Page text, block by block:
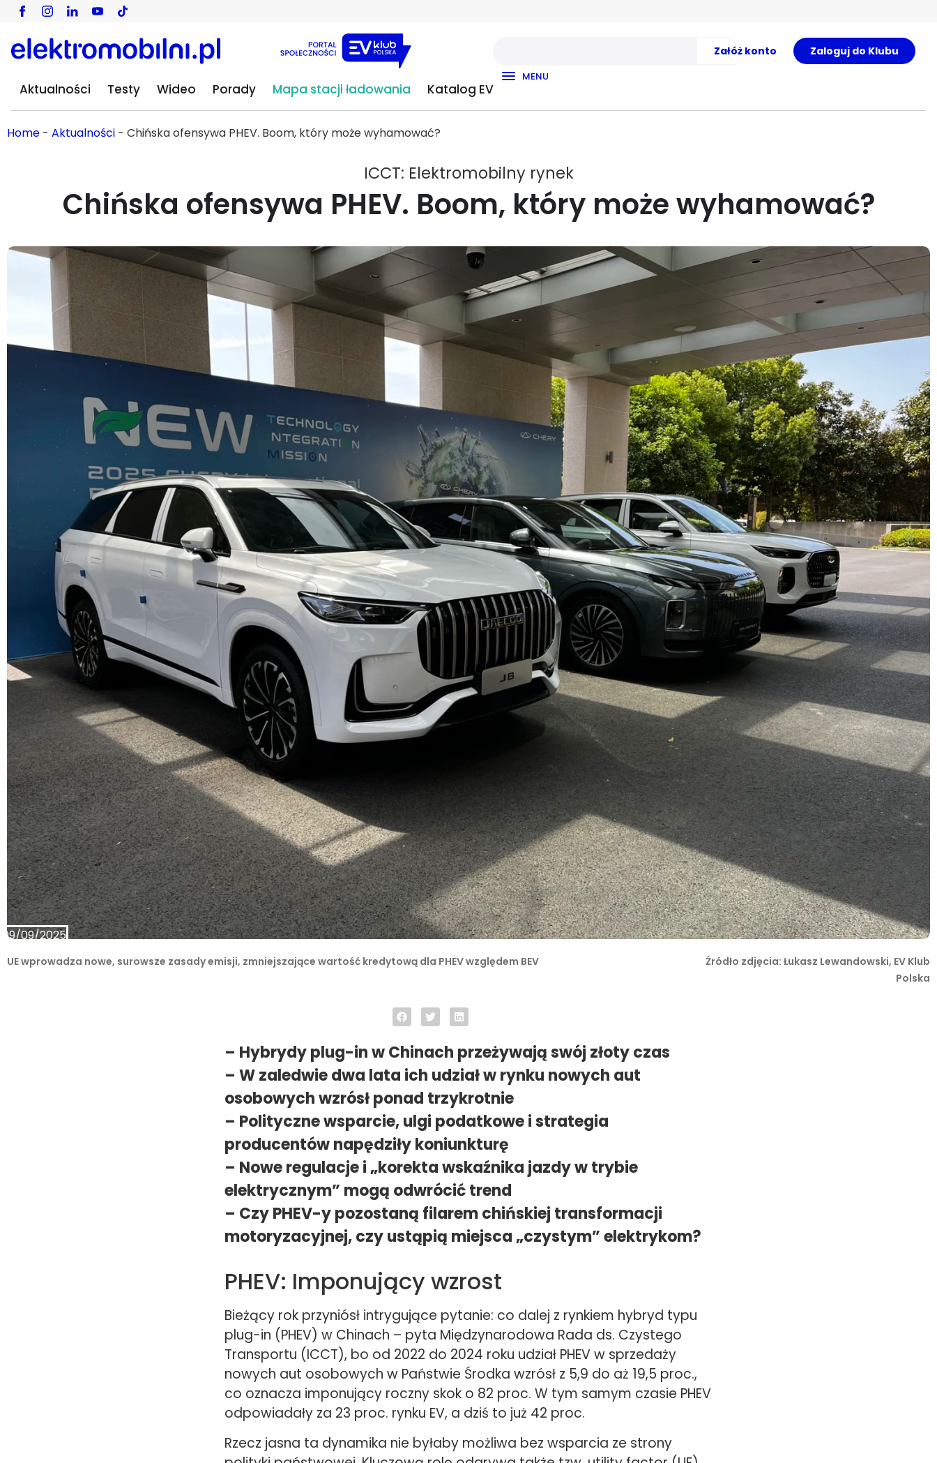
Załóż konto Zaloguj do Klubu
Aktualności Testy Wideo Porady Mapa stacji ładowania Katalog EV
MENU
Home - Aktualności - Chińska ofensywa PHEV. Boom, który może wyhamować?
ICCT: Elektromobilny rynek
Chińska ofensywa PHEV. Boom, który może wyhamować?
09/09/2025
UE wprowadza nowe, surowsze zasady emisji, zmniejszające wartość kredytową dla PHEV względem BEV
Źródło zdjęcia: Łukasz Lewandowski, EV Klub
Polska
– Hybrydy plug-in w Chinach przeżywają swój złoty czas
– W zaledwie dwa lata ich udział w rynku nowych aut
osobowych wzrósł ponad trzykrotnie
– Polityczne wsparcie, ulgi podatkowe i strategia
producentów napędziły koniunkturę
– Nowe regulacje i „korekta wskaźnika jazdy w trybie
elektrycznym” mogą odwrócić trend
– Czy PHEV-y pozostaną filarem chińskiej transformacji
motoryzacyjnej, czy ustąpią miejsca „czystym” elektrykom?
PHEV: Imponujący wzrost
Bieżący rok przyniósł intrygujące pytanie: co dalej z rynkiem hybryd typu
plug-in (PHEV) w Chinach – pyta Międzynarodowa Rada ds. Czystego
Transportu (ICCT), bo od 2022 do 2024 roku udział PHEV w sprzedaży
nowych aut osobowych w Państwie Środka wzrósł z 5,9 do aż 19,5 proc.,
co oznacza imponujący roczny skok o 82 proc. W tym samym czasie PHEV
odpowiadały za 23 proc. rynku EV, a dziś to już 42 proc.
Rzecz jasna ta dynamika nie byłaby możliwa bez wsparcia ze strony